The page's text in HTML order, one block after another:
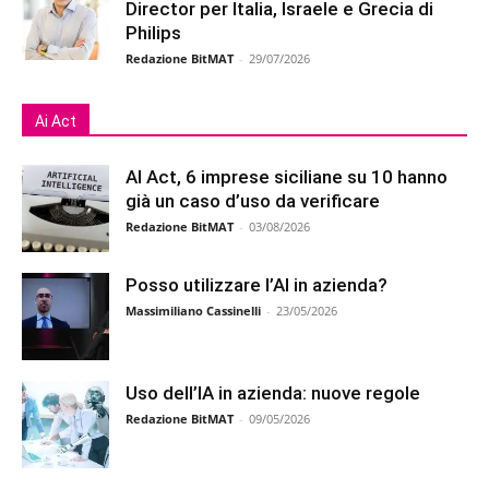
Director per Italia, Israele e Grecia di
Philips
Redazione BitMAT - 29/07/2026
Ai Act
AI Act, 6 imprese siciliane su 10 hanno
già un caso d’uso da verificare
Redazione BitMAT - 03/08/2026
Posso utilizzare l’AI in azienda?
Massimiliano Cassinelli - 23/05/2026
Uso dell’IA in azienda: nuove regole
Redazione BitMAT - 09/05/2026